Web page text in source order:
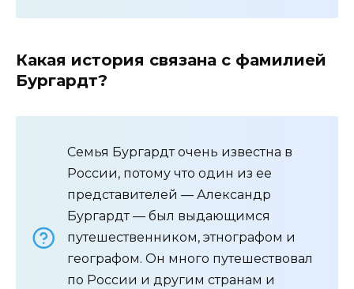
Какая история связана с фамилией
Бургардт?
Семья Бургардт очень известна в
России, потому что один из ее
представителей — Александр
Бургардт — был выдающимся
путешественником, этнографом и
географом. Он много путешествовал
по России и другим странам и